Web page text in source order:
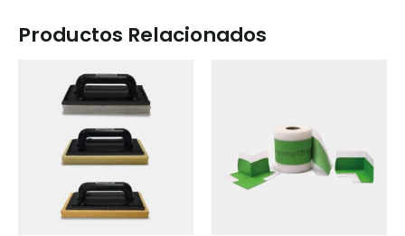
Productos Relacionados